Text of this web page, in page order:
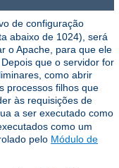
de configuração
abaixo de 1024), será
o Apache, para que ele
que o servidor for
como abrir
processos filhos que
às requisições de
a ser executado como
como um
pelo Módulo de